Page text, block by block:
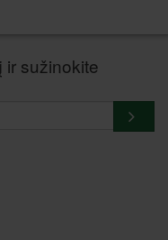
ir sužinokite